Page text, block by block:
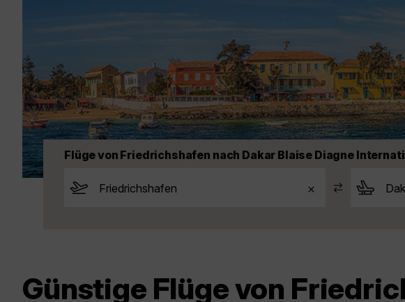
Flüge von Friedrichshafen nach Dakar Blaise Diagne
Günstige Flüge von